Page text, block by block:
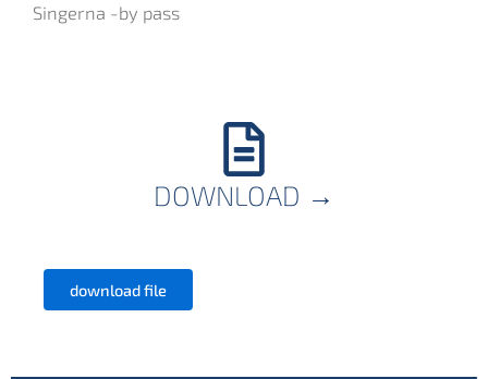
Singerna -by pass
DOWNLOAD →
download file